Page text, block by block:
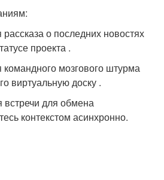
о последних новостях
проекта .
командного мозгового штурма
виртуальную доску .
для обмена
контекстом асинхронно.